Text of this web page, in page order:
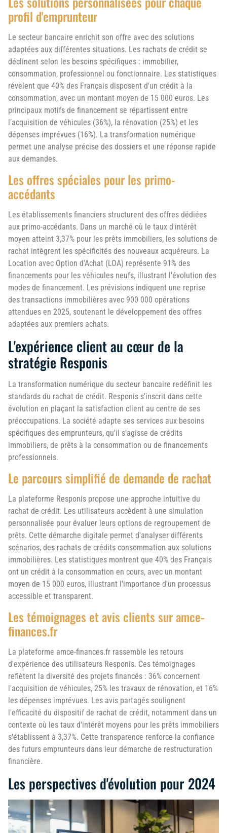
profil d'emprunteur
Le secteur bancaire enrichit son offre avec des solutions
adaptées aux différentes situations. Les rachats de crédit se
déclinent selon les besoins spécifiques : immobilier,
consommation, professionnel ou fonctionnaire. Les statistiques
révèlent que 40% des Français disposent d'un crédit à la
consommation, avec un montant moyen de 15 000 euros. Les
principaux motifs de financement se répartissent entre
l'acquisition de véhicules (36%), la rénovation (25%) et les
dépenses imprévues (16%). La transformation numérique
permet une analyse précise des dossiers et une réponse rapide
aux demandes.
Les offres spéciales pour les primo-
accédants
Les établissements financiers structurent des offres dédiées
aux primo-accédants. Dans un marché où le taux d'intérêt
moyen atteint 3,37% pour les prêts immobiliers, les solutions de
rachat intègrent les spécificités des nouveaux acquéreurs. La
Location avec Option d'Achat (LOA) représente 91% des
financements pour les véhicules neufs, illustrant l'évolution des
modes de financement. Les prévisions indiquent une reprise
des transactions immobilières avec 900 000 opérations
attendues en 2025, soutenant le développement des offres
adaptées aux premiers achats.
L'expérience client au cœur de la
stratégie Responis
La transformation numérique du secteur bancaire redéfinit les
standards du rachat de crédit. Responis s'inscrit dans cette
évolution en plaçant la satisfaction client au centre de ses
préoccupations. La société adapte ses services aux besoins
spécifiques des emprunteurs, qu'il s'agisse de crédits
immobiliers, de prêts à la consommation ou de financements
professionnels.
Le parcours simplifié de demande de rachat
La plateforme Responis propose une approche intuitive du
rachat de crédit. Les utilisateurs accèdent à une simulation
personnalisée pour évaluer leurs options de regroupement de
prêts. Cette démarche digitale permet d'analyser différents
scénarios, des rachats de crédits consommation aux solutions
immobilières. Les statistiques montrent que 40% des Français
ont un crédit à la consommation en cours, avec un montant
moyen de 15 000 euros, illustrant l'importance d'un processus
accessible et transparent.
Les témoignages et avis clients sur amce-
finances.fr
La plateforme amce-finances.fr rassemble les retours
d'expérience des utilisateurs Responis. Ces témoignages
reflètent la diversité des projets financés : 36% concernent
l'acquisition de véhicules, 25% les travaux de rénovation, et 16%
les dépenses imprévues. Les avis partagés soulignent
l'efficacité du dispositif de rachat de crédit, notamment dans un
contexte où les taux d'intérêt moyens pour les prêts immobiliers
s'établissent à 3,37%. Cette transparence renforce la confiance
des futurs emprunteurs dans leur démarche de restructuration
financière.
Les perspectives d'évolution pour 2024